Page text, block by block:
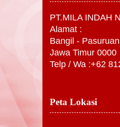
PT.MILA INDAH
Alamat :
Bangil - Pasuruan
Jawa Timur 0000
Telp / Wa :+62
Peta Lokasi